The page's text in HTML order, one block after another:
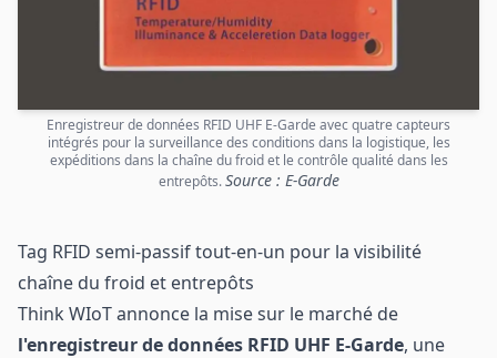
Enregistreur de données RFID UHF E-Garde avec quatre capteurs
intégrés pour la surveillance des conditions dans la logistique, les
expéditions dans la chaîne du froid et le contrôle qualité dans les
entrepôts.Source : E-Garde
Tag RFID semi-passif tout-en-un pour la visibilité
chaîne du froid et entrepôts
Think WIoT annonce la mise sur le marché de
l'enregistreur de données RFID UHF E-Garde, une